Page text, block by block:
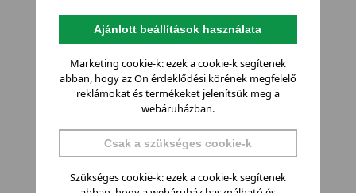
Ajánlott beállítások használata
Marketing cookie-k: ezek a cookie-k segítenek
abban, hogy az Ön érdeklődési körének megfelelő
reklámokat és termékeket jelenítsük meg a
webáruházban.
Csak a szükséges cookie-k
Szükséges cookie-k: ezek a cookie-k segítenek